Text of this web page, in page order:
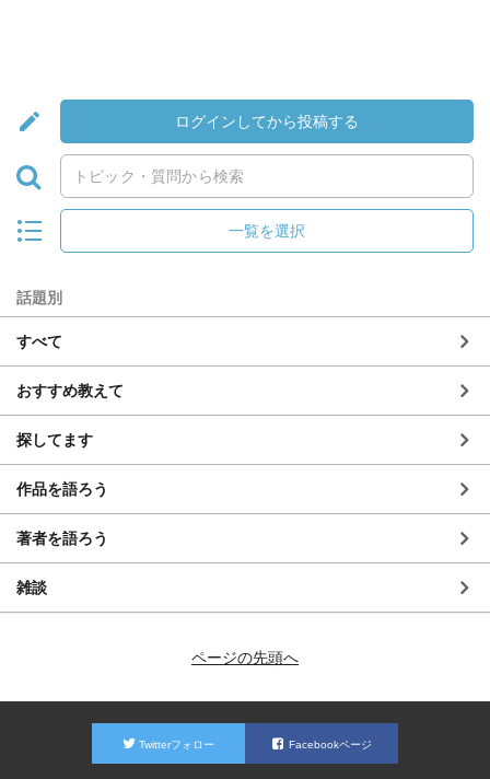
ログインしてから投稿する
一覧を選択
話題別
すべて
おすすめ教えて
探してます
作品を語ろう
著者を語ろう
雑談
ページの先頭へ
Twitterフォロー Facebookページ